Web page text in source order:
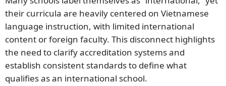
their curricula are heavily centered on Vietnamese
language instruction, with limited international
content or foreign faculty. This disconnect highlights
the need to clarify accreditation systems and
establish consistent standards to define what
qualifies as an international school.